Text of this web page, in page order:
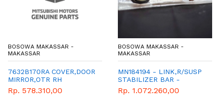
BOSOWA MAKASSAR -
MAKASSAR
7632B170RA COVER,DOOR
MIRROR,OTR RH
Rp. 578.310,00
BOSOWA MAKASSAR -
MAKASSAR
MN184194 - LINK,R/SUSP
STABILIZER BAR -
GENUINE SPAREPART
MITSUBISHI -
Rp. 1.072.260,00